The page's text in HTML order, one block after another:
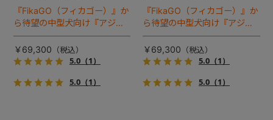
『FikaGO（フィカゴー）』か
ら待望の中型犬向け『アジャ
イル２』 登場！耐荷重30kg
で、しかも1秒・自動収納機能
搭載！！
￥69,300
5.0（1）
5.0（1）
『FikaGO（フィカゴー）』か
ら待望の中型犬向け『アジャ
イル２』 登場！耐荷重30kg
で、しかも1秒・自動収納機能
搭載！！
￥69,300
5.0（1）
5.0（1）